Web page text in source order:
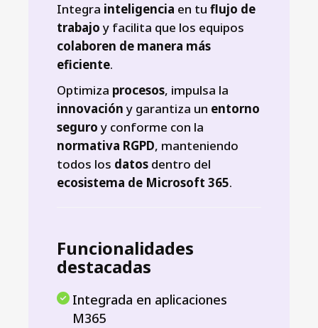
Integra inteligencia en tu flujo de
trabajoy facilita que los equipos
colaboren de manera más
eficiente.
Optimiza procesos, impulsa la
innovacióny garantiza un entorno
seguroy conforme con la
normativa RGPD, manteniendo
todos los datosdentro del
ecosistema de Microsoft 365.
Funcionalidades
destacadas
Integrada en aplicaciones
M365